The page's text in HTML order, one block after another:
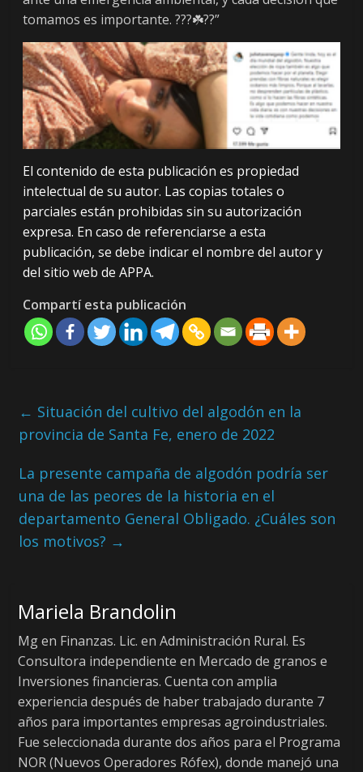
tomamos es importante. ???☘️??”
El contenido de esta publicación es propiedad
intelectual de su autor. Las copias totales o
parciales están prohibidas sin su autorización
expresa. En caso de referenciarse a esta
publicación, se debe indicar el nombre del autor y
del sitio web de APPA.
Compartí esta publicación
← Situación del cultivo del algodón en la
provincia de Santa Fe, enero de 2022
La presente campaña de algodón podría ser
una de las peores de la historia en el
departamento General Obligado. ¿Cuáles son
los motivos? →
Mariela Brandolin
Mg en Finanzas. Lic. en Administración Rural. Es
Consultora independiente en Mercado de granos e
Inversiones financieras. Cuenta con amplia
experiencia después de haber trabajado durante 7
años para importantes empresas agroindustriales.
Fue seleccionada durante dos años para el Programa
NOR (Nuevos Operadores Rófex), donde manejó una